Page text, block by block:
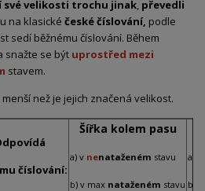
své velikosti trochu jinak, převedli
na klasické české číslování, podle
sedí běžnému číslování. Během
snažte se být uprostřed mezi
stavem.
než je jejich značená velikost.
číslování:
Šířka kolem pasu
a) v nenataženém stavu
b) v max nataženém stavu
a) v
b)